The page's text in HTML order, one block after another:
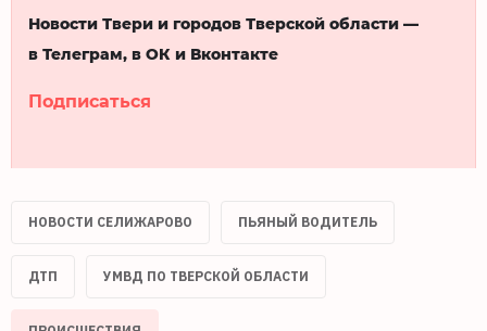
Новости Твери и городов Тверской области —
в Телеграм, в ОК и Вконтакте
Подписаться
НОВОСТИ СЕЛИЖАРОВО ПЬЯНЫЙ ВОДИТЕЛЬ
ДТП УМВД ПО ТВЕРСКОЙ ОБЛАСТИ